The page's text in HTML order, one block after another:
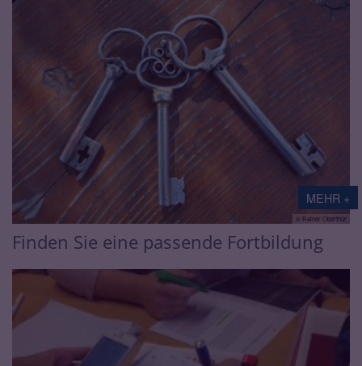
MEHR +
© Rainer Oberthür
Finden Sie eine passende Fortbildung